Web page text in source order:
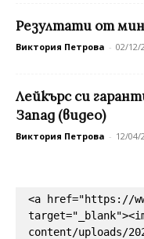
Резултати от
Виктория Петрова - 02/12/
Лейкърс си
Запад (видео)
Виктория Петрова - 12/04/
<a href="https://
content/uploads/